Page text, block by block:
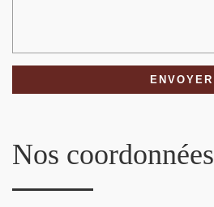
Nos coordonnées